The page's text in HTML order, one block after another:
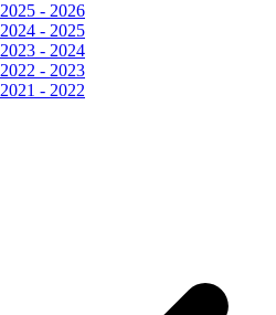
- 2026
- 2025
- 2024
- 2023
- 2022